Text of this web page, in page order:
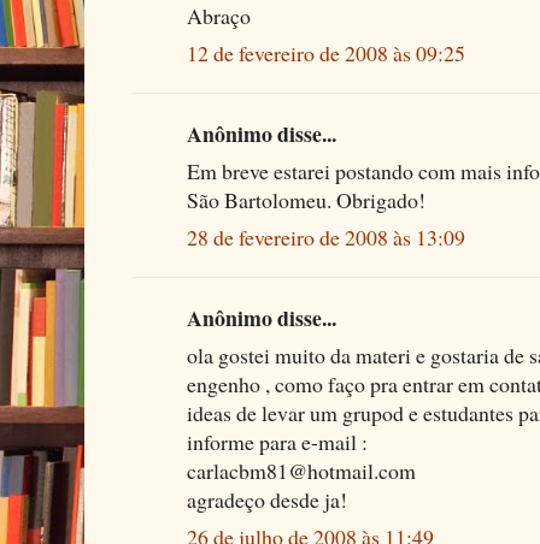
Abraço
12 de fevereiro de 2008 às 09:25
Anônimo disse...
Em breve estarei postando com mais
São Bartolomeu. Obrigado!
28 de fevereiro de 2008 às 13:09
Anônimo disse...
ola gostei muito da materi e gostaria de
engenho , como faço pra entrar em
ideas de levar um grupod e estudantes
informe para e-mail :
carlacbm81@hotmail.com
agradeço desde ja!
26 de julho de 2008 às 11:49